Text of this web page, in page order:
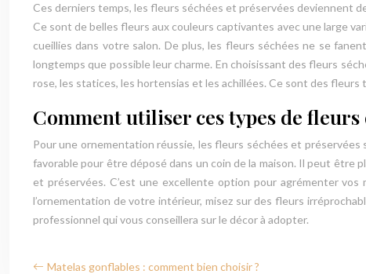
Ces derniers temps, les fleurs séchées et préservées deviennent
Ce sont de belles fleurs aux couleurs captivantes avec une large
cueillies dans votre salon. De plus, les fleurs séchées ne se
longtemps que possible leur charme. En choisissant des fleurs
rose, les statices, les hortensias et les achillées. Ce sont des
Comment utiliser ces types de
Pour une ornementation réussie, les fleurs séchées et
favorable pour être déposé dans un coin de la maison. Il peut être
et préservées. C’est une excellente option pour agrémenter
l’ornementation de votre intérieur, misez sur des fleurs
professionnel qui vous conseillera sur le décor à adopter.
Matelas gonflables : comment bien choisir ?